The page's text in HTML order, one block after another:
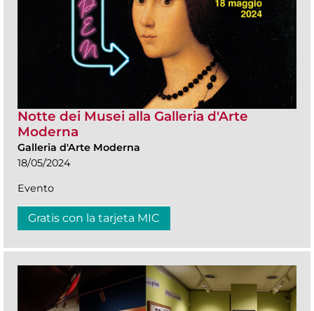
Notte dei Musei alla Galleria d'Arte
Moderna
Galleria d'Arte Moderna
18/05/2024
Evento
Gratis con la tarjeta MIC